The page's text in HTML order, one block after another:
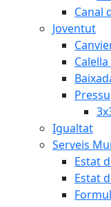
Canal
Joventut
Igualtat
Serveis
Estat
Estat